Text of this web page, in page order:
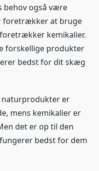
behov også være
foretrækker at bruge
kemikalier.
forskellige produkter
bedst for dit skæg
naturprodukter er
mens kemikalier er
det er op til den
bedst for dem